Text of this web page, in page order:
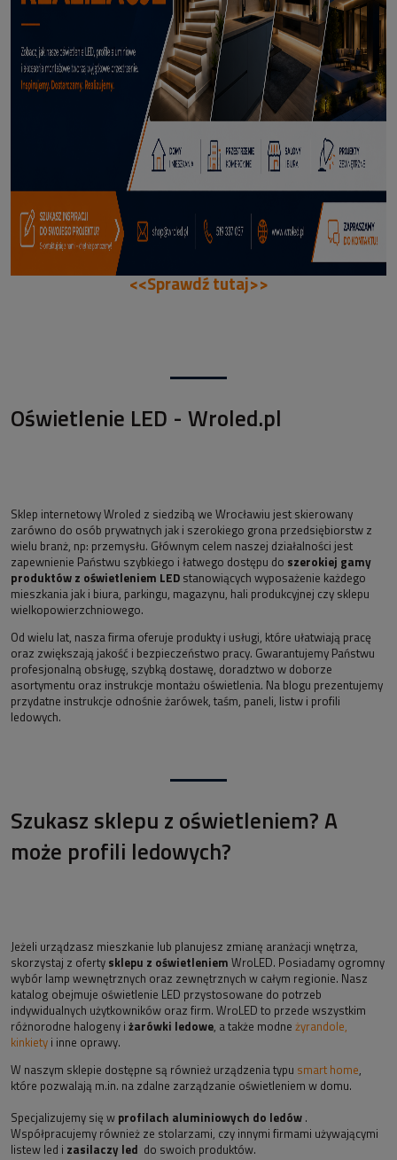
66,99 zł
DODAJ DO KOSZYKA
<<Sprawdź tutaj>>
Oświetlenie LED - Wroled.pl
Sklep internetowy Wroled z siedzibą we Wrocławiu jest skierowany
zarówno do osób prywatnych jak i szerokiego grona przedsiębiorstw z
wielu branż, np: przemysłu. Głównym celem naszej działalności jest
zapewnienie Państwu szybkiego i łatwego dostępu do szerokiej gamy
produktów z oświetleniem LED stanowiących wyposażenie każdego
mieszkania jak i biura, parkingu, magazynu, hali produkcyjnej czy sklepu
wielkopowierzchniowego.
Od wielu lat, nasza firma oferuje produkty i usługi, które ułatwiają pracę
oraz zwiększają jakość i bezpieczeństwo pracy. Gwarantujemy Państwu
profesjonalną obsługę, szybką dostawę, doradztwo w doborze
asortymentu oraz instrukcje montażu oświetlenia. Na blogu prezentujemy
przydatne instrukcje odnośnie żarówek, taśm, paneli, listw i profili
ledowych.
Szukasz sklepu z oświetleniem? A
może profili ledowych?
Jeżeli urządzasz mieszkanie lub planujesz zmianę aranżacji wnętrza,
skorzystaj z oferty sklepu z oświetleniem WroLED. Posiadamy ogromny
wybór lamp wewnętrznych oraz zewnętrznych w całym regionie. Nasz
katalog obejmuje oświetlenie LED przystosowane do potrzeb
indywidualnych użytkowników oraz firm. WroLED to przede wszystkim
różnorodne halogeny i żarówki ledowe, a także modne żyrandole,
kinkiety i inne oprawy.
W naszym sklepie dostępne są również urządzenia typu smart home,
które pozwalają m.in. na zdalne zarządzanie oświetleniem w domu.
Specjalizujemy się w profilach aluminiowych do ledów .
Współpracujemy również ze stolarzami, czy innymi firmami używającymi
listew led i zasilaczy led do swoich produktów.